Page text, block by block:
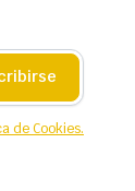
de Cookies.